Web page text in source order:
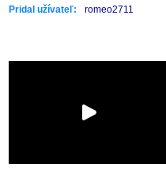
Pridal užívateľ: romeo2711